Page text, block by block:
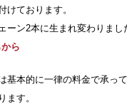
けております。
ン2本に生まれ変わりまし
ら
基本的に一律の料金で承っ
ます。